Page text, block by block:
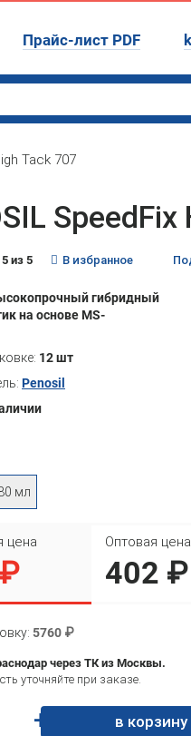
Прайс-лист PDF
Tack 707
5 из 5 В избранное
гибридный
на основе MS-
12 шт
Penosil
мл
цена Оптовая цена
402 ₽
5760 ₽
через ТК из Москвы.
уточняйте при заказе.
+ в корзину